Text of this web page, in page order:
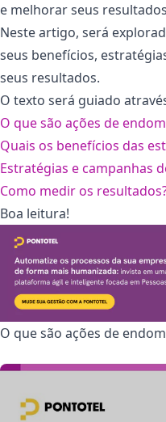
e melhorar seus
Neste artigo, será
seus benefícios,
seus resultados.
O texto será guiado
O que são ações de
Quais os benefícios das
Estratégias e campanhas
Como medir os
Boa leitura!
O que são ações de